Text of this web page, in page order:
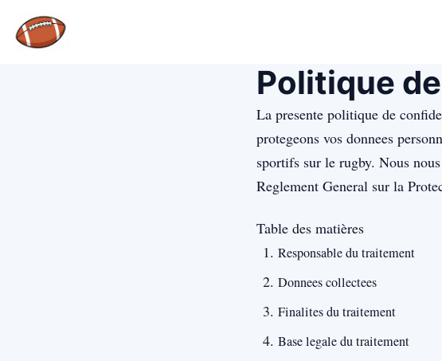
Politique
La presente politique de
protegeons vos donnees
sportifs sur le rugby. Nous
Reglement General sur la
Table des matières
Responsable du traitement
Donnees collectees
Finalites du traitement
Base legale du traitement